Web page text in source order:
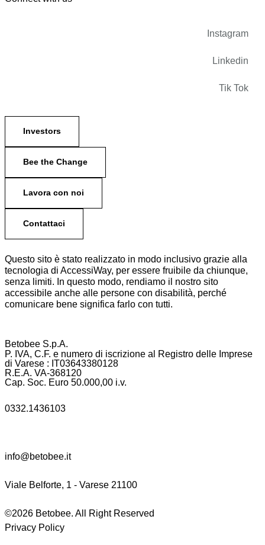
Instagram
Linkedin
Tik Tok
Investors
Bee the Change
Lavora con noi
Contattaci
Questo sito è stato realizzato in modo inclusivo grazie alla
tecnologia di AccessiWay, per essere fruibile da chiunque,
senza limiti. In questo modo, rendiamo il nostro sito
accessibile anche alle persone con disabilità, perché
comunicare bene significa farlo con tutti.
Betobee S.p.A.
P. IVA, C.F. e numero di iscrizione al Registro delle Imprese
di Varese : IT03643380128
R.E.A. VA-368120
Cap. Soc. Euro 50.000,00 i.v.
0332.1436103
info@betobee.it
Viale Belforte, 1 - Varese 21100
©2026 Betobee. All Right Reserved
Privacy Policy